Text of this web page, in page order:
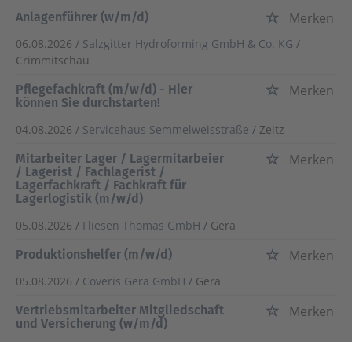
Anlagenführer (w/m/d) Merken
06.08.2026 / Salzgitter Hydroforming GmbH & Co. KG /
Crimmitschau
Pflegefachkraft (m/w/d) - Hier
können Sie durchstarten!
Merken
04.08.2026 / Servicehaus Semmelweisstraße / Zeitz
Mitarbeiter Lager / Lagermitarbeier
/ Lagerist / Fachlagerist /
Lagerfachkraft / Fachkraft für
Lagerlogistik (m/w/d)
Merken
05.08.2026 / Fliesen Thomas GmbH / Gera
Produktionshelfer (m/w/d)
Merken
05.08.2026 / Coveris Gera GmbH / Gera
Vertriebsmitarbeiter Mitgliedschaft
und Versicherung (w/m/d)
Merken